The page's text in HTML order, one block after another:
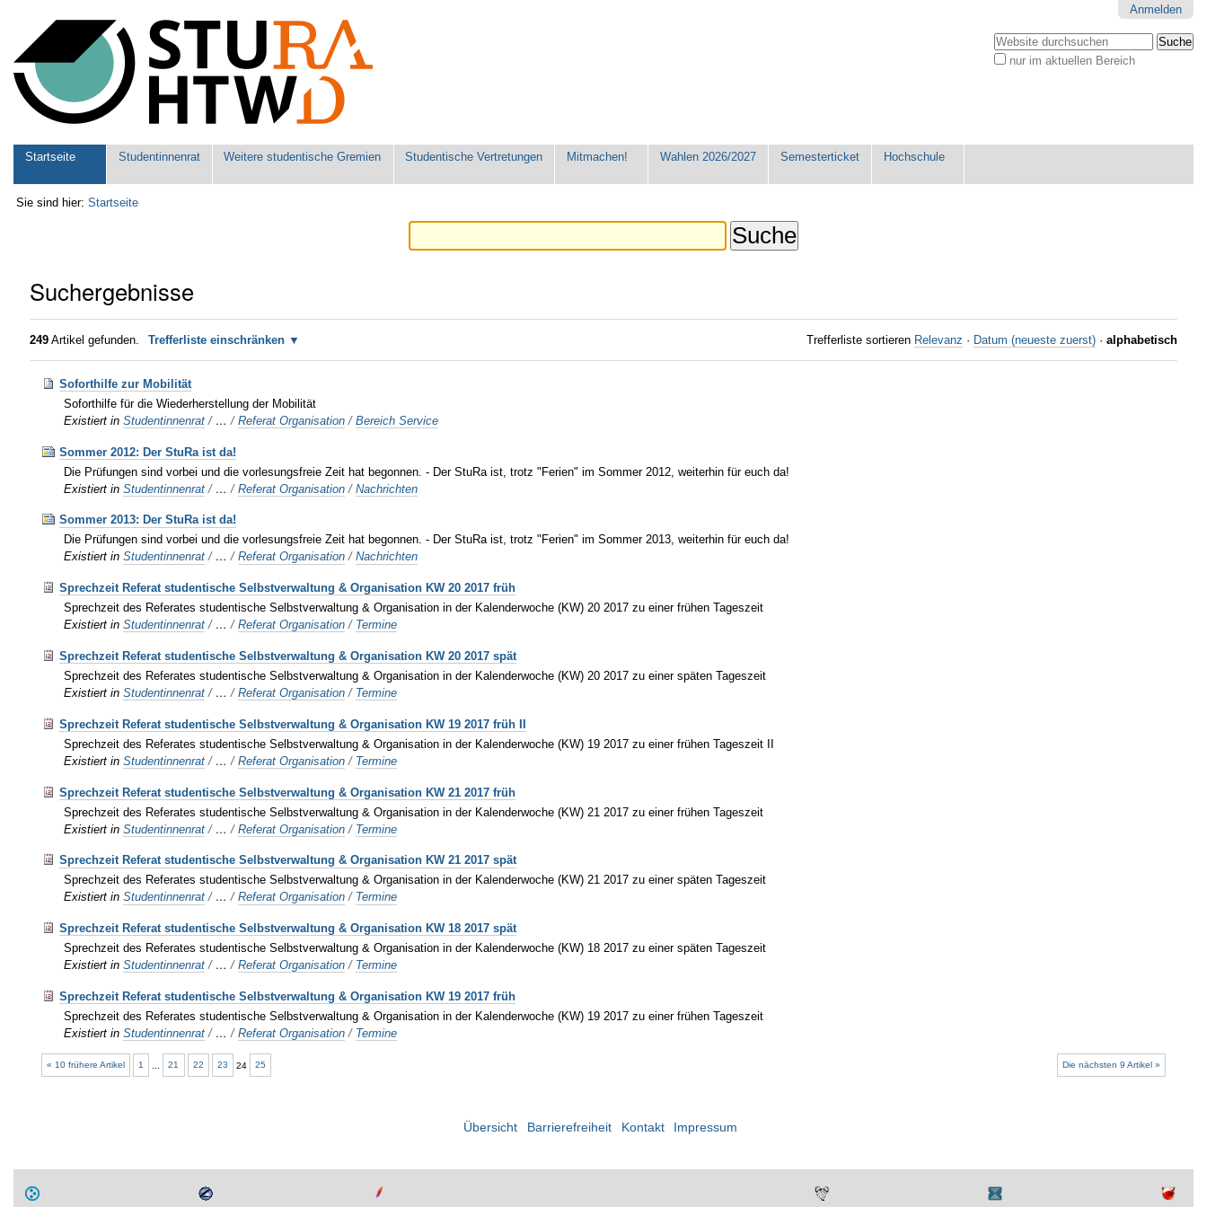
Werkzeuge
Anmelden
Website durchsuchen
nur im aktuellen Bereich
Sektionen
Startseite Studentinnenrat Weitere studentische Gremien Studentische Vertretungen Mitmachen! Wahlen 2026/2027 Semesterticket Hochschule
Sie sind hier: Startseite
Suchergebnisse
249 Artikel gefunden. Trefferliste einschränken Trefferliste sortieren Relevanz · Datum (neueste zuerst) · alphabetisch
Soforthilfe zur Mobilität
Soforthilfe für die Wiederherstellung der Mobilität
Existiert in Studentinnenrat / …/Referat Organisation /Bereich Service
Sommer 2012: Der StuRa ist da!
Die Prüfungen sind vorbei und die vorlesungsfreie Zeit hat begonnen. - Der StuRa ist, trotz "Ferien" im Sommer 2012, weiterhin für euch da!
Existiert in Studentinnenrat / …/Referat Organisation /Nachrichten
Sommer 2013: Der StuRa ist da!
Die Prüfungen sind vorbei und die vorlesungsfreie Zeit hat begonnen. - Der StuRa ist, trotz "Ferien" im Sommer 2013, weiterhin für euch da!
Existiert in Studentinnenrat / …/Referat Organisation /Nachrichten
Sprechzeit Referat studentische Selbstverwaltung & Organisation KW 20 2017 früh
Sprechzeit des Referates studentische Selbstverwaltung & Organisation in der Kalenderwoche (KW) 20 2017 zu einer frühen Tageszeit
Existiert in Studentinnenrat / …/Referat Organisation / Termine
Sprechzeit Referat studentische Selbstverwaltung & Organisation KW 20 2017 spät
Sprechzeit des Referates studentische Selbstverwaltung & Organisation in der Kalenderwoche (KW) 20 2017 zu einer späten Tageszeit
Existiert in Studentinnenrat / …/Referat Organisation / Termine
Sprechzeit Referat studentische Selbstverwaltung & Organisation KW 19 2017 früh II
Sprechzeit des Referates studentische Selbstverwaltung & Organisation in der Kalenderwoche (KW) 19 2017 zu einer frühen Tageszeit II
Existiert in Studentinnenrat / …/Referat Organisation / Termine
Sprechzeit Referat studentische Selbstverwaltung & Organisation KW 21 2017 früh
Sprechzeit des Referates studentische Selbstverwaltung & Organisation in der Kalenderwoche (KW) 21 2017 zu einer frühen Tageszeit
Existiert in Studentinnenrat / …/Referat Organisation / Termine
Sprechzeit Referat studentische Selbstverwaltung & Organisation KW 21 2017 spät
Sprechzeit des Referates studentische Selbstverwaltung & Organisation in der Kalenderwoche (KW) 21 2017 zu einer späten Tageszeit
Existiert in Studentinnenrat / …/Referat Organisation / Termine
Sprechzeit Referat studentische Selbstverwaltung & Organisation KW 18 2017 spät
Sprechzeit des Referates studentische Selbstverwaltung & Organisation in der Kalenderwoche (KW) 18 2017 zu einer späten Tageszeit
Existiert in Studentinnenrat / …/Referat Organisation / Termine
Sprechzeit Referat studentische Selbstverwaltung & Organisation KW 19 2017 früh
Sprechzeit des Referates studentische Selbstverwaltung & Organisation in der Kalenderwoche (KW) 19 2017 zu einer frühen Tageszeit
Existiert in Studentinnenrat / …/Referat Organisation / Termine
« 10 frühere Artikel Die nächsten 9 Artikel »
1 21 22 23 24 25
Übersicht Barrierefreiheit Kontakt Impressum